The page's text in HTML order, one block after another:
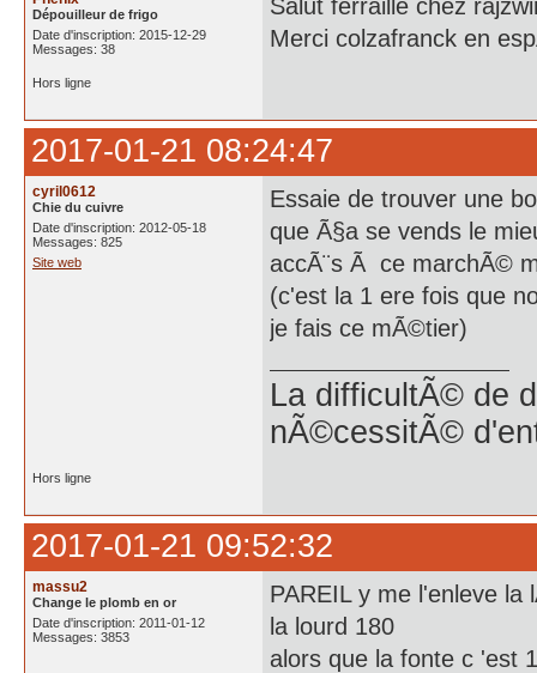
Dépouilleur de frigo
Date d'inscription: 2015-12-29
Messages: 38
Salut ferraille chez
Merci colzafranck en
Hors ligne
2017-01-21 08:24:47
cyril0612
Chie du cuivre
Date d'inscription: 2012-05-18
Messages: 825
Site web
Essaie de trouver une
que Ã§a se vends le
accÃ¨s Ã ce marchÃ©
(c'est la 1 ere fois que
je fais ce mÃ©tier)
La difficultÃ© de
nÃ©cessitÃ©
Hors ligne
2017-01-21 09:52:32
massu2
Change le plomb en or
Date d'inscription: 2011-01-12
Messages: 3853
PAREIL y me l'enleve
la lourd 180
alors que la fonte c 'est